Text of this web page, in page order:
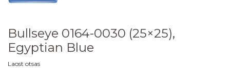
Bullseye 0164-0030 (25×25),
Egyptian Blue
Laost otsas